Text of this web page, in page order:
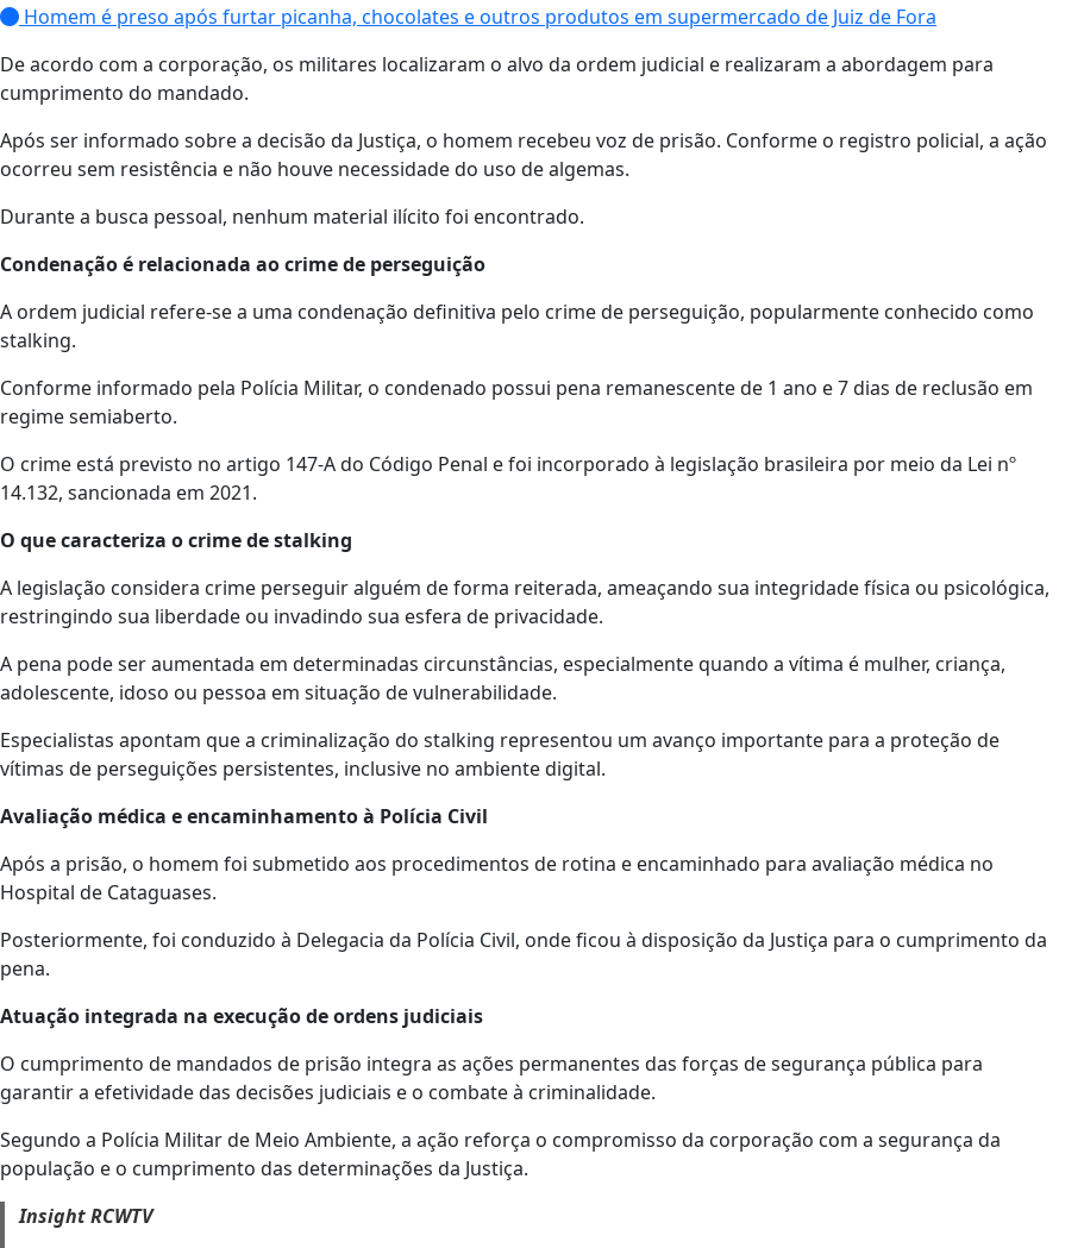
Homem é preso após furtar picanha, chocolates e outros produtos em supermercado de Juiz de Fora
De acordo com a corporação, os militares localizaram o alvo da ordem judicial e realizaram a abordagem para
cumprimento do mandado.
Após ser informado sobre a decisão da Justiça, o homem recebeu voz de prisão. Conforme o registro policial, a ação
ocorreu sem resistência e não houve necessidade do uso de algemas.
Durante a busca pessoal, nenhum material ilícito foi encontrado.
Condenação é relacionada ao crime de perseguição
A ordem judicial refere-se a uma condenação definitiva pelo crime de perseguição, popularmente conhecido como
stalking.
Conforme informado pela Polícia Militar, o condenado possui pena remanescente de 1 ano e 7 dias de reclusão em
regime semiaberto.
O crime está previsto no artigo 147-A do Código Penal e foi incorporado à legislação brasileira por meio da Lei nº
14.132, sancionada em 2021.
O que caracteriza o crime de stalking
A legislação considera crime perseguir alguém de forma reiterada, ameaçando sua integridade física ou psicológica,
restringindo sua liberdade ou invadindo sua esfera de privacidade.
A pena pode ser aumentada em determinadas circunstâncias, especialmente quando a vítima é mulher, criança,
adolescente, idoso ou pessoa em situação de vulnerabilidade.
Especialistas apontam que a criminalização do stalking representou um avanço importante para a proteção de
vítimas de perseguições persistentes, inclusive no ambiente digital.
Avaliação médica e encaminhamento à Polícia Civil
Após a prisão, o homem foi submetido aos procedimentos de rotina e encaminhado para avaliação médica no
Hospital de Cataguases.
Posteriormente, foi conduzido à Delegacia da Polícia Civil, onde ficou à disposição da Justiça para o cumprimento da
pena.
Atuação integrada na execução de ordens judiciais
O cumprimento de mandados de prisão integra as ações permanentes das forças de segurança pública para
garantir a efetividade das decisões judiciais e o combate à criminalidade.
Segundo a Polícia Militar de Meio Ambiente, a ação reforça o compromisso da corporação com a segurança da
população e o cumprimento das determinações da Justiça.
Insight RCWTV